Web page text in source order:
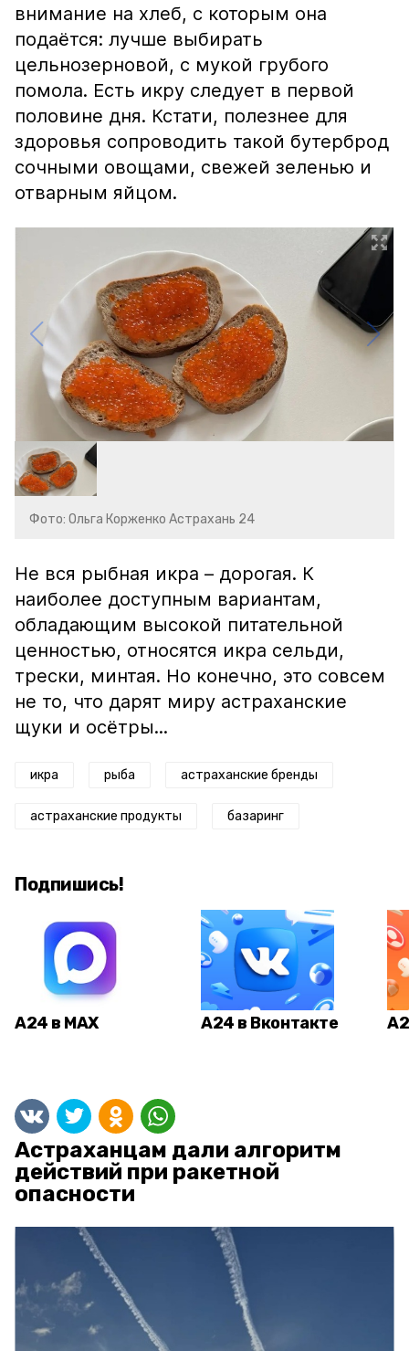
внимание на хлеб, с которым она
подаётся: лучше выбирать
цельнозерновой, с мукой грубого
помола. Есть икру следует в первой
половине дня. Кстати, полезнее для
здоровья сопроводить такой бутерброд
сочными овощами, свежей зеленью и
отварным яйцом.
Фото: Ольга Корженко Астрахань 24
Не вся рыбная икра – дорогая. К
наиболее доступным вариантам,
обладающим высокой питательной
ценностью, относятся икра сельди,
трески, минтая. Но конечно, это совсем
не то, что дарят миру астраханские
щуки и осётры...
икра рыба астраханские бренды
астраханские продукты базаринг
Подпишись!
А24 в MAX А24 в Вконтакте
Астраханцам дали алгоритм
действий при ракетной
опасности